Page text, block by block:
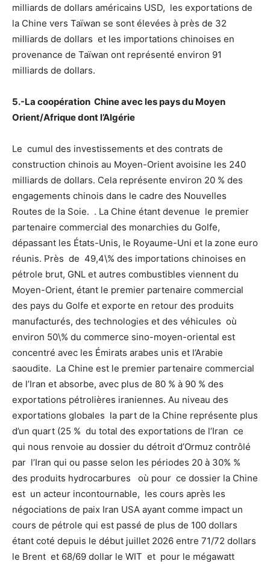
milliards de dollars américains USD, les exportations de
la Chine vers Taïwan se sont élevées à près de 32
milliards de dollars et les importations chinoises en
provenance de Taïwan ont représenté environ 91
milliards de dollars.
5.-La coopération Chine avec les pays du Moyen
Orient/Afrique dont l’Algérie
Le cumul des investissements et des contrats de
construction chinois au Moyen-Orient avoisine les 240
milliards de dollars. Cela représente environ 20 % des
engagements chinois dans le cadre des Nouvelles
Routes de la Soie. . La Chine étant devenue le premier
partenaire commercial des monarchies du Golfe,
dépassant les États-Unis, le Royaume-Uni et la zone euro
réunis. Près de 49,4\% des importations chinoises en
pétrole brut, GNL et autres combustibles viennent du
Moyen-Orient, étant le premier partenaire commercial
des pays du Golfe et exporte en retour des produits
manufacturés, des technologies et des véhicules où
environ 50\% du commerce sino-moyen-oriental est
concentré avec les Émirats arabes unis et l’Arabie
saoudite. La Chine est le premier partenaire commercial
de l’Iran et absorbe, avec plus de 80 % à 90 % des
exportations pétrolières iraniennes. Au niveau des
exportations globales la part de la Chine représente plus
d’un quart (25 % du total des exportations de l’Iran ce
qui nous renvoie au dossier du détroit d’Ormuz contrôlé
par l’Iran qui ou passe selon les périodes 20 à 30% %
des produits hydrocarbures où pour ce dossier la Chine
est un acteur incontournable, les cours après les
négociations de paix Iran USA ayant comme impact un
cours de pétrole qui est passé de plus de 100 dollars
étant coté depuis le début juillet 2026 entre 71/72 dollars
le Brent et 68/69 dollar le WIT et pour le mégawatt